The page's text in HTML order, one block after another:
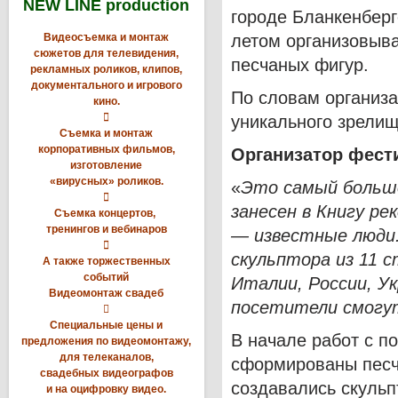
NEW LINE production
Видеосъемка и монтаж
сюжетов для телевидения,
рекламных роликов, клипов,
документального и игрового
кино.

Съемка и монтаж
корпоративных фильмов,
изготовление
«вирусных» роликов.

Съемка концертов,
тренингов и вебинаров

А также торжественных
событий
Видеомонтаж свадеб

Специальные цены и
предложения по видеомонтажу,
для телеканалов,
свадебных видеографов
и на оцифровку видео.
городе
летом
песчаных фигур.
По словам
уникального
Организатор
«Это самый
занесен в Книгу
— известные
скульптора из 11
Италии, России,
посетители
В начале работ с
сформированы
создавались